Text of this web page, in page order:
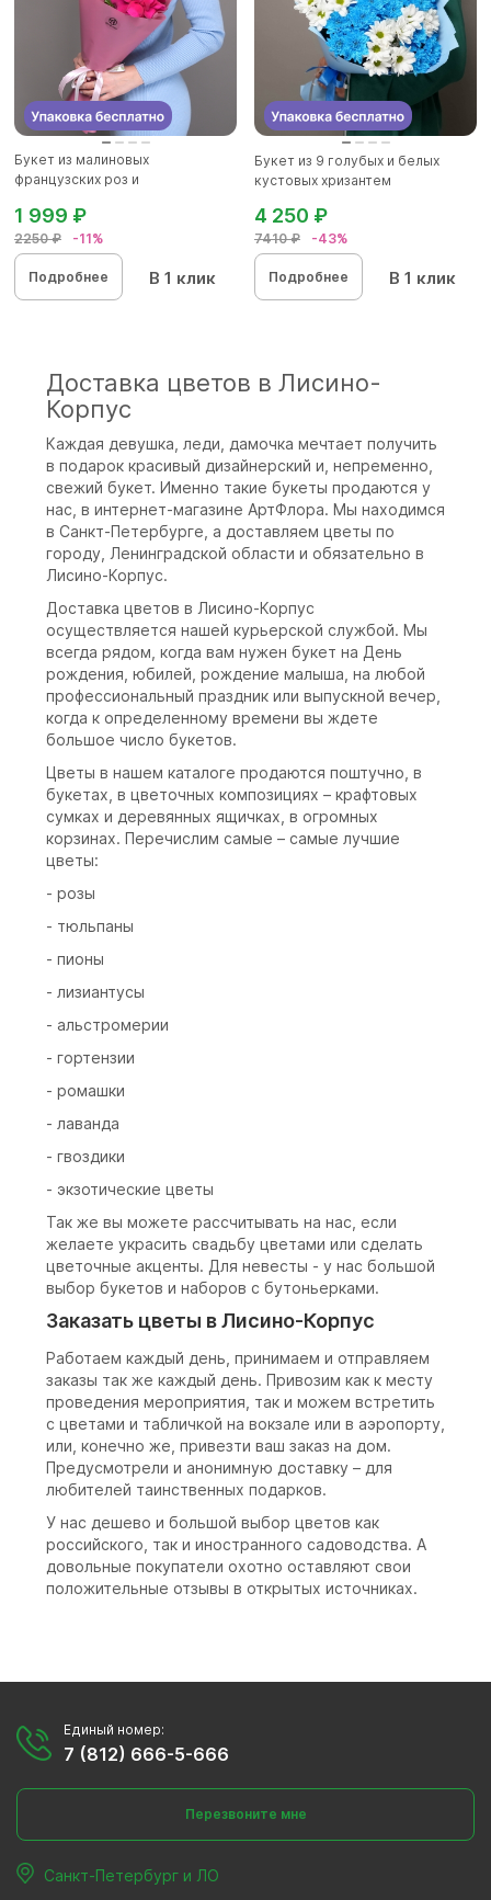
Букет из малиновых
французских роз и
2250 ₽ -11%
1 999 ₽
Подробнее В 1 клик
Букет из 9 голубых и белых
кустовых хризантем
7410 ₽ -43%
4 250 ₽
Подробнее В 1 клик
Доставка цветов в Лисино-
Корпус
Каждая девушка, леди, дамочка мечтает получить
в подарок красивый дизайнерский и, непременно,
свежий букет. Именно такие букеты продаются у
нас, в интернет-магазине АртФлора. Мы находимся
в Санкт-Петербурге, а доставляем цветы по
городу, Ленинградской области и обязательно в
Лисино-Корпус.
Доставка цветов в Лисино-Корпус
осуществляется нашей курьерской службой. Мы
всегда рядом, когда вам нужен букет на День
рождения, юбилей, рождение малыша, на любой
профессиональный праздник или выпускной вечер,
когда к определенному времени вы ждете
большое число букетов.
Цветы в нашем каталоге продаются поштучно, в
букетах, в цветочных композициях – крафтовых
сумках и деревянных ящичках, в огромных
корзинах. Перечислим самые – самые лучшие
цветы:
- розы
- тюльпаны
- пионы
- лизиантусы
- альстромерии
- гортензии
- ромашки
- лаванда
- гвоздики
- экзотические цветы
Так же вы можете рассчитывать на нас, если
желаете украсить свадьбу цветами или сделать
цветочные акценты. Для невесты - у нас большой
выбор букетов и наборов с бутоньерками.
Заказать цветы в Лисино-Корпус
Работаем каждый день, принимаем и отправляем
заказы так же каждый день. Привозим как к месту
проведения мероприятия, так и можем встретить
с цветами и табличкой на вокзале или в аэропорту,
или, конечно же, привезти ваш заказ на дом.
Предусмотрели и анонимную доставку – для
любителей таинственных подарков.
У нас дешево и большой выбор цветов как
российского, так и иностранного садоводства. А
довольные покупатели охотно оставляют свои
положительные отзывы в открытых источниках.
Единый номер:
7 (812) 666-5-666
Перезвоните мне
Санкт-Петербург и ЛО